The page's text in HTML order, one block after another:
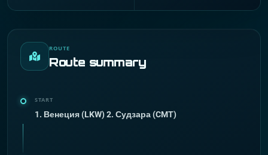
ROUTE
Route summary
START
1. Венеция (LKW) 2. Судзара (CMT)